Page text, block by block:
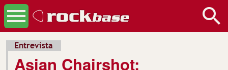
Entrevista
Asian Chairshot: